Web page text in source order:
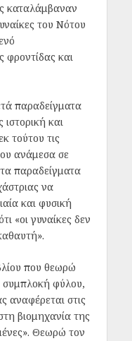
καταλάμβαναν
του Νότου
φροντίδας και
παραδείγματα
και
τούτου τις
ανάμεσα σε
παραδείγματα
να
και φυσική
«οι γυναίκες δεν
που θεωρώ
συμπλοκή φύλου,
αναφέρεται στις
βιομηχανία της
Θεωρώ τον